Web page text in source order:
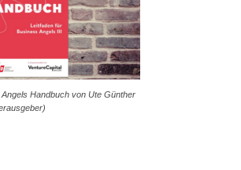
Handbuch von Ute Günther